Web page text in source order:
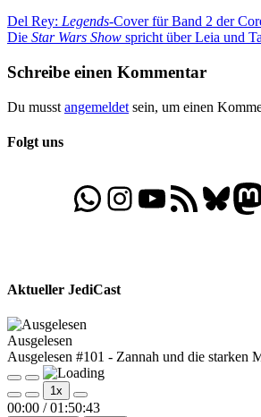
Beitragsnavigation
Vorheriger
Beitrag:
Del Rey: Legends-Cover für Band 2 der
Nächster
Die Star Wars Show spricht über Leia und
Schreibe einen Kommentar
Du musst angemeldet sein, um einen
Folgt uns
WhatsApp
Folgt uns auf Instagram
Besucht unseren YouTube-Kanal
RSS-Feed
Aktueller JediCast
Ausgelesen
Ausgelesen #101 - Zannah und die starken
Play
Episode
Pause
Episode
1x
00:00 / 01:50:43